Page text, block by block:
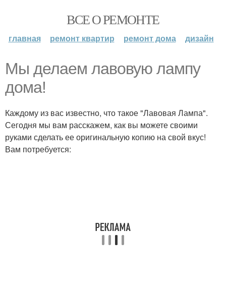
ВСЕ О РЕМОНТЕ
главная ремонт квартир ремонт дома дизайн
Мы делаем лавовую лампу
дома!
Каждому из вас известно, что такое "Лавовая Лампа".
Сегодня мы вам расскажем, как вы можете своими
руками сделать ее оригинальную копию на свой вкус!
Вам потребуется: